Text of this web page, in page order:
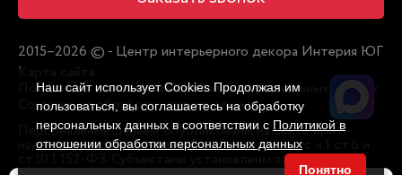
2015–2026 © - Центр интерьерного декора Интерия ЮГ
Карта сайта
Политика в отношении обработки персональных данных
Согласие на обработку персональных
Персональные данные опубликованы на сайте при
наличии правовых оснований в соответствии с ч.1 ст.6 и
ст.10.1 152-ФЗ. Субъектами установлены запреты на
Наш сайт использует Cookies Продолжая им
пользоваться, вы соглашаетесь на обработку
персональных данных в соответствии с Политикой в
отношении обработки персональных данных
Понятно